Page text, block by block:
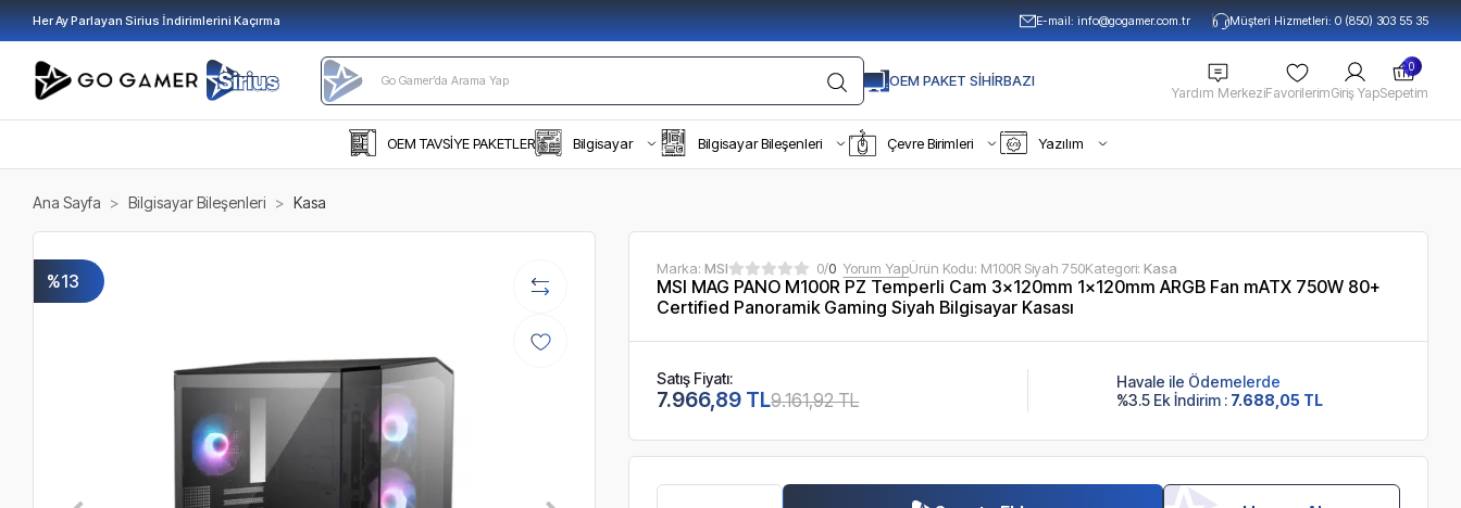
Her Ay Parlayan Sirius İndirimlerini Kaçırma E-mail:info@gogamer.com.tr Müşteri Hizmetleri: 0 (850) 303 55 35
OEM PAKET SIHIRBAZI
Yardım MerkeziFavorilerimGiriş Yap
0
Sepetim
OEM TAVSİYE PAKETLER Bilgisayar Bilgisayar Bileşenleri Çevre Birimleri Yazılım
Ana Sayfa Bilgisayar Bileşenleri Kasa
%13
Marka:MSI 0/0 Yorum YapÜrün Kodu: M100R Siyah 750Kategori:Kasa
MSI MAG PANO M100R PZ Temperli Cam 3x120mm 1x120mm ARGB Fan mATX 750W 80+
Certified Panoramik Gaming Siyah Bilgisayar Kasası
Satış Fiyatı:
7.966,89 TL9.161,92 TL
Havale ile Ödemelerde
%3.5 Ek İndirim : 7.688,05 TL